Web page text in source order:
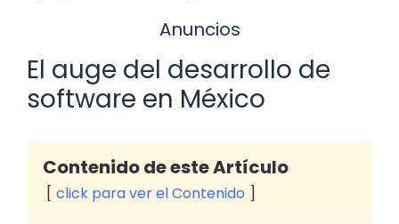
Anuncios
El auge del desarrollo de
software en México
Contenido de este Artículo
click para ver el Contenido